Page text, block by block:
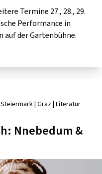
Termine 27., 28., 29.
Performance in
auf der Gartenbühne.
| Graz| Literatur
Nnebedum &